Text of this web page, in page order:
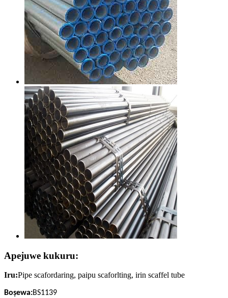
Apejuwe kukuru:
Iru:Pipe scafordaring, paipu scaforlting, irin scaffel tube
Boṣewa:BS1139